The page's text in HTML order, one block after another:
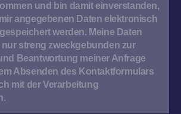
und bin damit einverstanden,
angegebenen Daten elektronisch
werden. Meine Daten
streng zweckgebunden zur
Beantwortung meiner Anfrage
Absenden des Kontaktformulars
mit der Verarbeitung